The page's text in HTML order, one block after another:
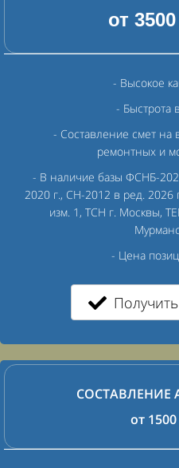
от
- Высокое
- Быстрота
- Составление смет на
ремонтных и
- В наличие базы ФСНБ-
2020 г., СН-2012 в ред. 2026
изм. 1, ТСН г. Москвы,
- Цена
СОСТАВЛЕНИЕ
от